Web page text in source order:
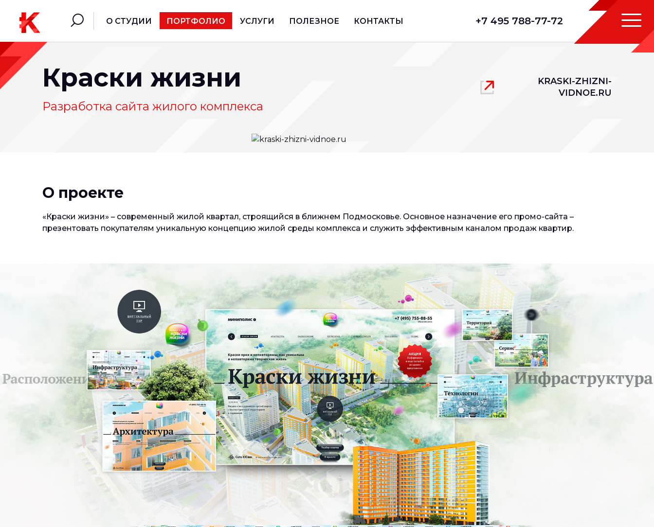
О СТУДИИ ПОРТФОЛИО УСЛУГИ ПОЛЕЗНОЕ КОНТАКТЫ +7 495 788-77-72
Краски жизни
Разработка сайта жилого комплекса
KRASKI-ZHIZNI-
VIDNOE.RU
О проекте
«Краски жизни» – современный жилой квартал, строящийся в ближнем Подмосковье. Основное назначение его промо-сайта –
презентовать покупателям уникальную концепцию жилой среды комплекса и служить эффективным каналом продаж квартир.